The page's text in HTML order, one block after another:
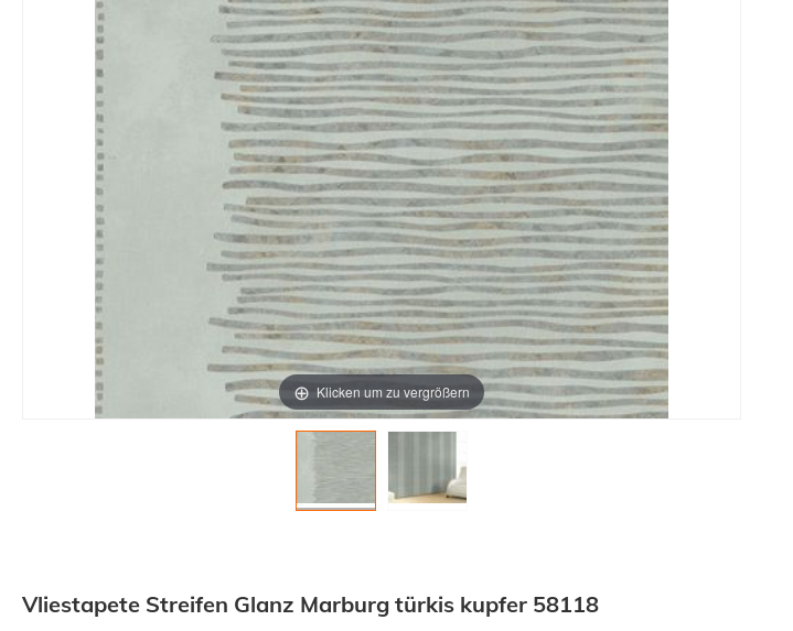
Klicken um zu vergrößern
Vliestapete Streifen Glanz Marburg türkis kupfer 58118